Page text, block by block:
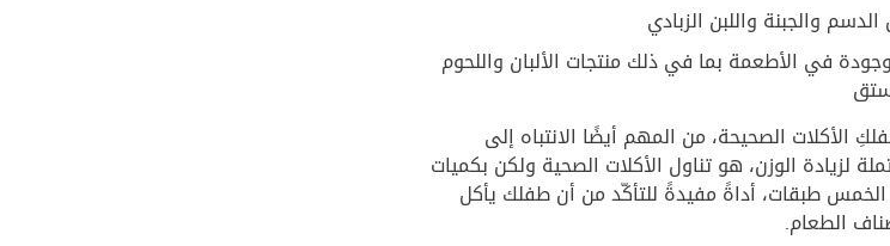
والجبنة واللبن الزبادي
في الأطعمة بما في ذلك منتجات الألبان واللحوم
الأكلات الصحيحة، من المهم أيضًا الانتباه إلى
لزيادة الوزن، هو تناول الأكلات الصحية ولكن بكميات
الخمس طبقات، أداةً مفيدةً للتأكّد من أن طفلك يأكل
الطعام.